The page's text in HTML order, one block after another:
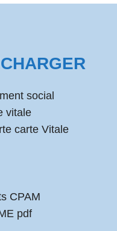
social
vitale
carte Vitale
CPAM
pdf